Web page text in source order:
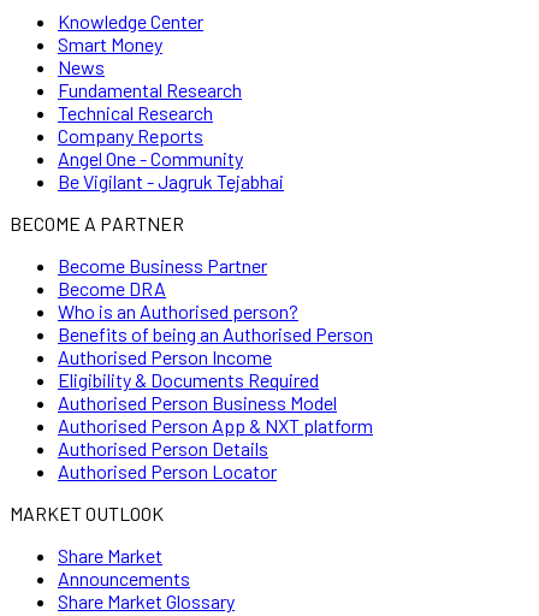
Knowledge Center
Smart Money
News
Fundamental Research
Technical Research
Company Reports
Angel One - Community
Be Vigilant - Jagruk Tejabhai
BECOME A PARTNER
Become Business Partner
Become DRA
Who is an Authorised person?
Benefits of being an Authorised Person
Authorised Person Income
Eligibility & Documents Required
Authorised Person Business Model
Authorised Person App & NXT platform
Authorised Person Details
Authorised Person Locator
MARKET OUTLOOK
Share Market
Announcements
Share Market Glossary